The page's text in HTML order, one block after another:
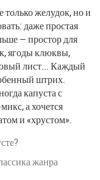
только желудок, но и
даже простая
— простор для
ягоды клюквы,
лист... Каждый
штрих.
капуста с
а хочется
и «хрустом».
жанра